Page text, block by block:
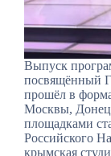
Выпуск
посвящённый
прошёл в
Москвы,
площадками
Российского
крымская